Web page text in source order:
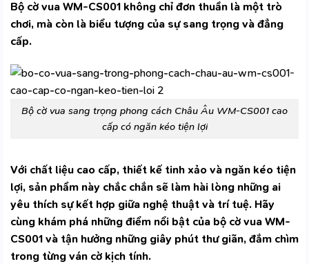
Bộ cờ vua WM-CS001 không chỉ đơn thuần là một trò
chơi, mà còn là biểu tượng của sự sang trọng và đẳng
cấp.
Bộ cờ vua sang trọng phong cách Châu Âu WM-CS001 cao
cấp có ngăn kéo tiện lợi
Với chất liệu cao cấp, thiết kế tinh xảo và ngăn kéo tiện
lợi, sản phẩm này chắc chắn sẽ làm hài lòng những ai
yêu thích sự kết hợp giữa nghệ thuật và trí tuệ. Hãy
cùng khám phá những điểm nổi bật của bộ cờ vua WM-
CS001 và tận hưởng những giây phút thư giãn, đắm chìm
trong từng ván cờ kịch tính.